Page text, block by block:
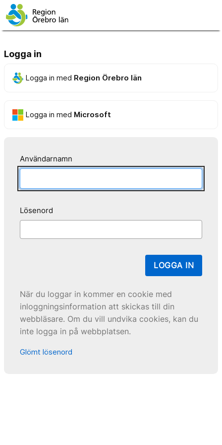
Logga in
Logga in med Region Örebro län
Logga in med Microsoft
Användarnamn
Lösenord
LOGGA IN
När du loggar in kommer en cookie med
inloggningsinformation att skickas till din
webbläsare. Om du vill undvika cookies, kan du
inte logga in på webbplatsen.
Glömt lösenord